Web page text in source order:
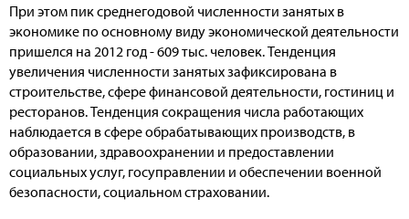
При этом пик среднегодовой численности занятых в
экономике по основному виду экономической деятельности
пришелся на 2012 год - 609 тыс. человек. Тенденция
увеличения численности занятых зафиксирована в
строительстве, сфере финансовой деятельности, гостиниц и
ресторанов. Тенденция сокращения числа работающих
наблюдается в сфере обрабатывающих производств, в
образовании, здравоохранении и предоставлении
социальных услуг, госуправлении и обеспечении военной
безопасности, социальном страховании.